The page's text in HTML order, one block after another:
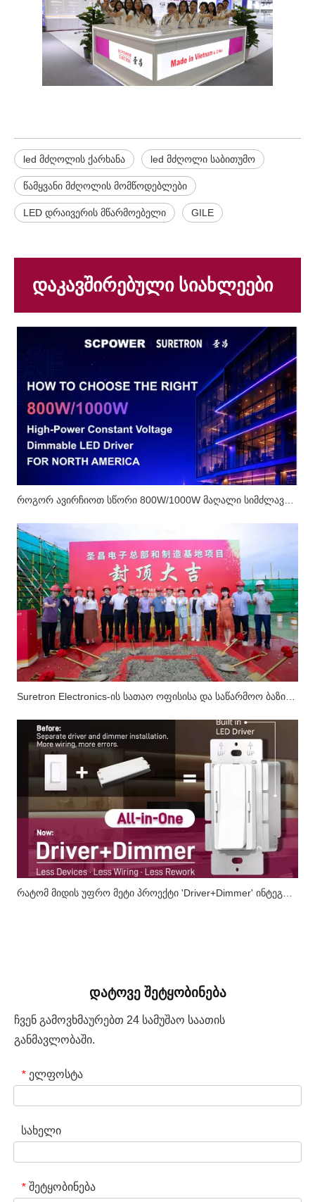
led მძღოლის ქარხანა led მძღოლი საბითუმო
წამყვანი მძღოლის მომწოდებლები
LED დრაივერის მწარმოებელი GILE
დაკავშირებული სიახლეები
დატოვე შეტყობინება
ჩვენ გამოვხმაურებთ 24 სამუშაო საათის
განმავლობაში.
* ელფოსტა
სახელი
* შეტყობინება